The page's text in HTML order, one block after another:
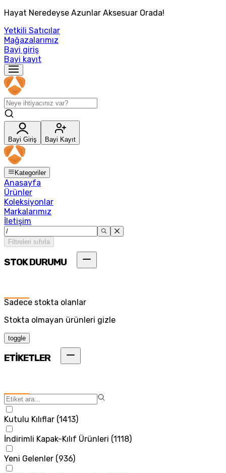
Hayat Neredeyse Azunlar Aksesuar Orada!
Yetkili Satıcılar
Mağazalarımız
Bayi giriş
Bayi kayıt
Bayi Giriş Bayi Kayıt
Kategoriler
Anasayfa
Ürünler
Koleksiyonlar
Markalarımız
İletişim
Filtreleri sıfırla
STOK DURUMU
Sadece stokta olanlar
Stokta olmayan ürünleri gizle
toggle
ETİKETLER
Kutulu Kılıflar (1413)
İndirimli Kapak-Kılıf Ürünleri (1118)
Yeni Gelenler (936)